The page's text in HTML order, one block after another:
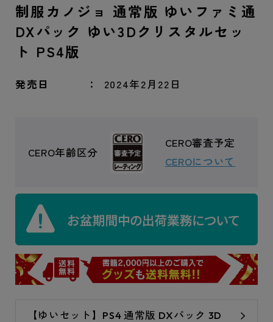
制服カノジョ 通常版 ゆいファミ通
DXパック ゆい3Dクリスタルセッ
ト PS4版
発売日 2024年2月22日
CERO年齢区分
CERO審査予定
CEROについて
【ゆいセット】PS4 通常版 DXパック 3D